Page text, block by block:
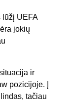
lūžį UEFA
jokių
ir
pozicijoje. Į
tačiau